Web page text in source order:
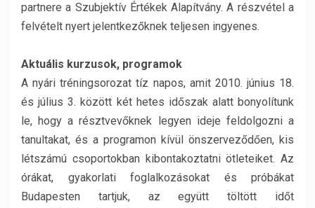
partnere a Szubjektív Értékek Alapítvány. A részvétel a
felvételt nyert jelentkezőknek teljesen ingyenes.
Aktuális kurzusok, programok
A nyári tréningsorozat tíz napos, amit 2010. június 18.
és július 3. között két hetes időszak alatt bonyolítunk
le, hogy a résztvevőknek legyen ideje feldolgozni a
tanultakat, és a programon kívül önszerveződően, kis
létszámú csoportokban kibontakoztatni ötleteiket. Az
órákat, gyakorlati foglalkozásokat és próbákat
Budapesten tartjuk, az együtt töltött időt